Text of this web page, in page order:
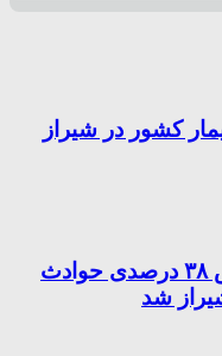
کشور در شیراز
فرهنگ سازی منجر به کاهش ۳۸ درصدی حوادث
شد